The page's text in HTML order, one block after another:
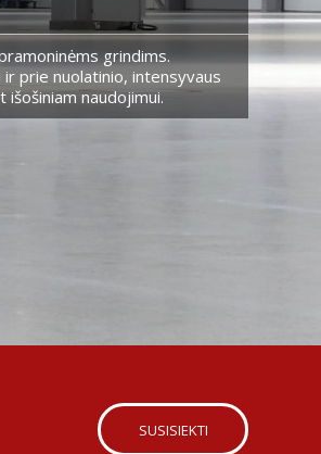
grindims.
prie nuolatinio, intensyvaus
naudojimui.
SUSISIEKTI